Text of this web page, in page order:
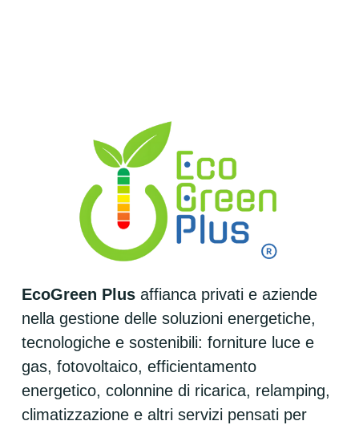
EcoGreen Plus affianca privati e aziende
nella gestione delle soluzioni energetiche,
tecnologiche e sostenibili: forniture luce e
gas, fotovoltaico, efficientamento
energetico, colonnine di ricarica, relamping,
climatizzazione e altri servizi pensati per